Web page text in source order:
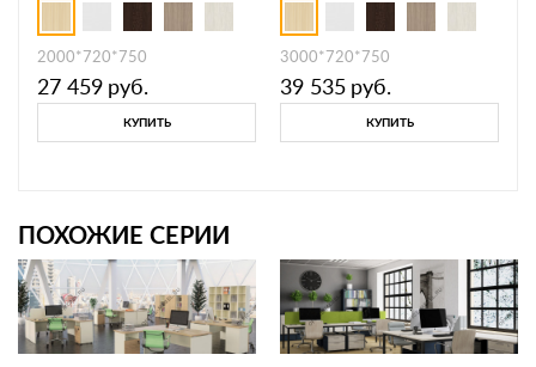
2000*720*750
27 459 руб.
КУПИТЬ
3000*720*750
39 535 руб.
КУПИТЬ
ПОХОЖИЕ СЕРИИ